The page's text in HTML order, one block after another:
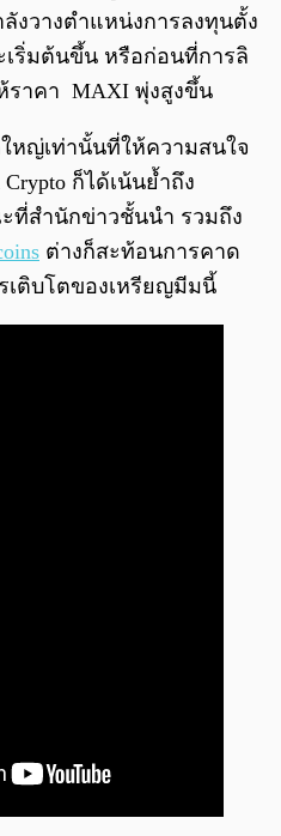
งวางตำแหน่งการลงทุนตั้ง
ริ่มต้นขึ้น หรือก่อนที่การลิ
ราคา MAXI พุ่งสูงขึ้น
หญ่เท่านั้นที่ให้ความสนใจ
ก็ได้เน้นย้ำถึง
ที่สำนักข่าวชั้นนำ รวมถึง
ต่างก็สะท้อนการคาด
เติบโตของเหรียญมีมนี้